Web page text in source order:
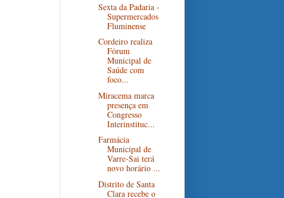
Sexta da Padaria -
Supermercados
Fluminense
Cordeiro realiza
Fórum
Municipal de
Saúde com
foco...
Miracema marca
presença em
Congresso
Interinstituc...
Farmácia
Municipal de
Varre-Sai terá
novo horário ...
Distrito de Santa
Clara recebe o